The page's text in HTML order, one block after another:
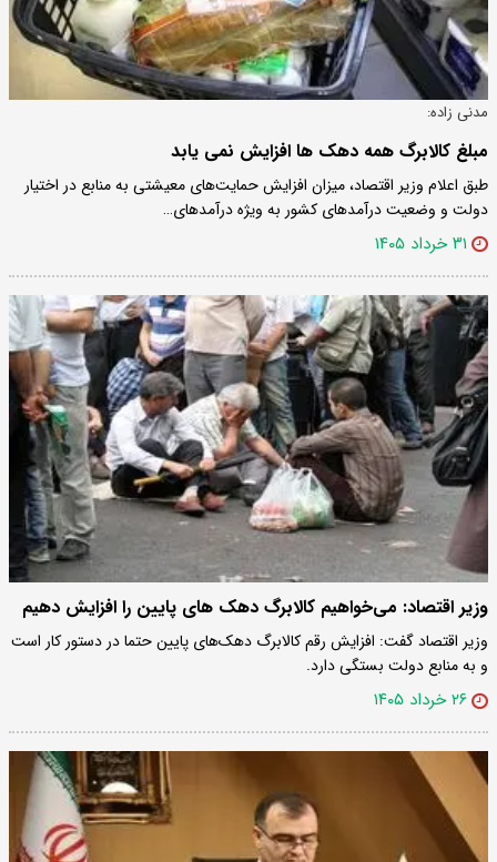
مدنی زاده:
مبلغ کالابرگ همه دهک ها افزایش نمی یابد
طبق اعلام وزیر اقتصاد، میزان افزایش حمایت‌های معیشتی به منابع در اختیار
دولت و وضعیت درآمدهای کشور به ویژه درآمدهای…
۳۱ خرداد ۱۴۰۵
وزیر اقتصاد: می‌خواهیم کالابرگ دهک های پایین را افزایش دهیم
وزیر اقتصاد گفت: افزایش رقم کالابرگ دهک‌های پایین حتما در دستور کار است
و به منابع دولت بستگی دارد.
۲۶ خرداد ۱۴۰۵